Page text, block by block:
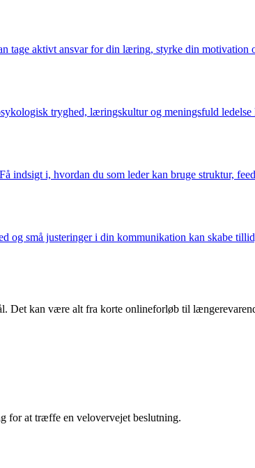
tage aktivt ansvar for din læring, styrke din motivation
tryghed, læringskultur og meningsfuld
indsigt i, hvordan du som leder kan bruge struktur,
og små justeringer i din kommunikation kan skabe
Det kan være alt fra korte onlineforløb til
for at træffe en velovervejet beslutning.